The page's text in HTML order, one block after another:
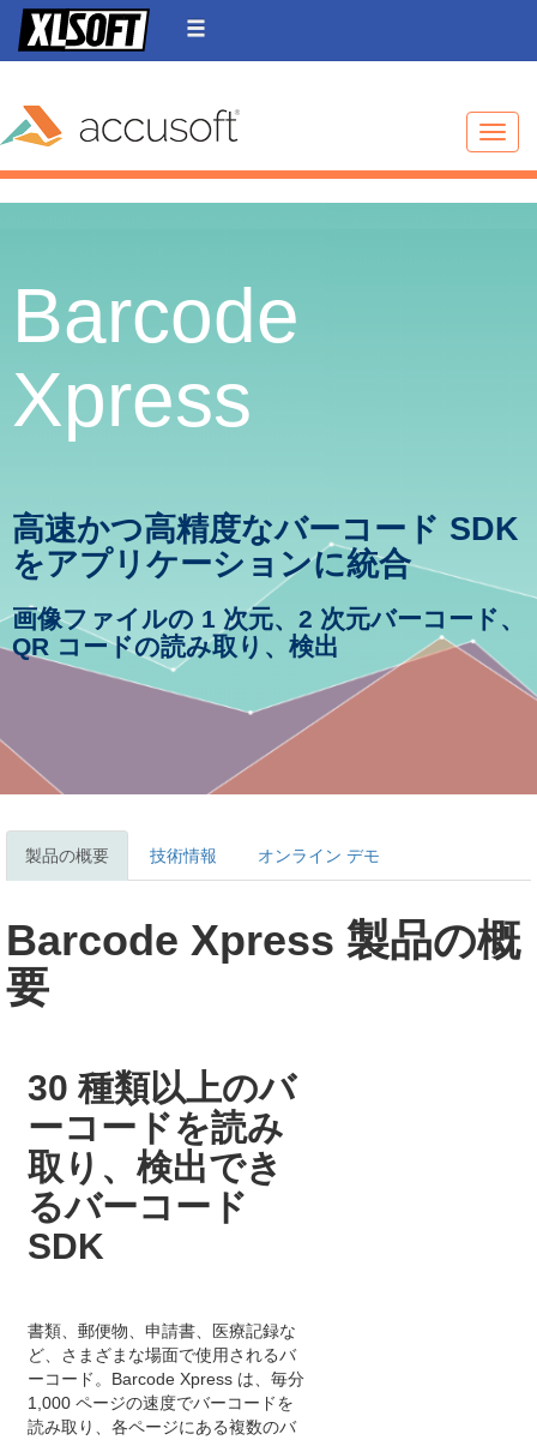
Barcode
Xpress
高速かつ高精度なバーコード SDK
をアプリケーションに統合
画像ファイルの 1 次元、2 次元バーコード、
QR コードの読み取り、検出
製品の概要 技術情報 オンライン デモ
Barcode Xpress 製品の概
要
30 種類以上のバ
ーコードを読み
取り、検出でき
るバーコード
SDK
書類、郵便物、申請書、医療記録な
ど、さまざまな場面で使用されるバ
ーコード。Barcode Xpress は、毎分
1,000 ページの速度でバーコードを
読み取り、各ページにある複数のバ